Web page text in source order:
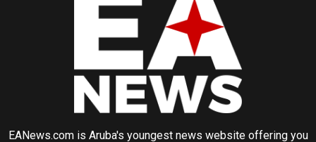
EANews.com is Aruba's youngest news website offering you